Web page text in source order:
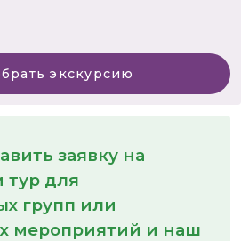
экскурсию
заявку на
тур для
групп или
мероприятий и наш